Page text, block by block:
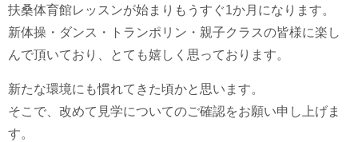
扶桑体育館レッスンが始まりもうすぐ1か月になります。
新体操・ダンス・トランポリン・親子クラスの皆様に楽し
んで頂いており、とても嬉しく思っております。
新たな環境にも慣れてきた頃かと思います。
そこで、改めて見学についてのご確認をお願い申し上げま
す。